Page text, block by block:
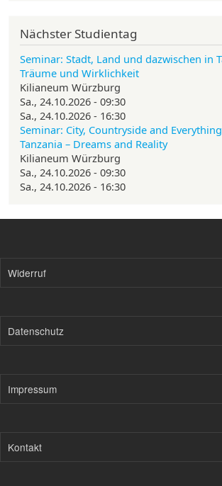
Nächster Studientag
Seminar: Stadt, Land und dazwischen in
Träume und Wirklichkeit
Kilianeum Würzburg
Sa., 24.10.2026 - 09:30
Sa., 24.10.2026 - 16:30
Seminar: City, Countryside and
Tanzania – Dreams and Reality
Kilianeum Würzburg
Sa., 24.10.2026 - 09:30
Sa., 24.10.2026 - 16:30
Widerruf
Datenschutz
Impressum
Kontakt